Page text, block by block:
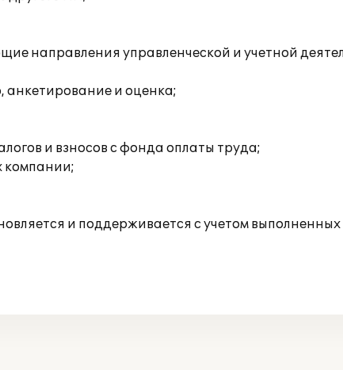
направления управленческой и учетной
анкетирование и оценка;
и взносов с фонда оплаты труда;
компании;
и поддерживается с учетом выполненных